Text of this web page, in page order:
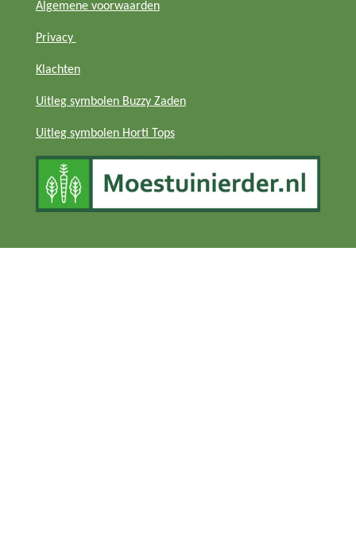
Algemene voorwaarden
Privacy
Klachten
Uitleg symbolen Buzzy Zaden
Uitleg symbolen Horti Tops